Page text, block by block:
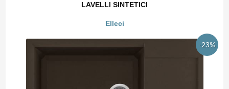
LAVELLI SINTETICI
Elleci
-23%